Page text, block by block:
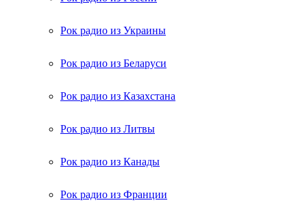
Рок радио из Украины
Рок радио из Беларуси
Рок радио из Казахстана
Рок радио из Литвы
Рок радио из Канады
Рок радио из Франции